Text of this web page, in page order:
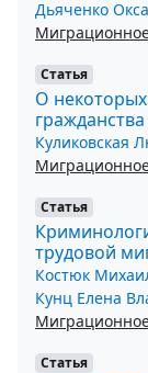
Дьяченко
Статья
О
Куликовская
Статья
трудовой
Костюк
Кунц Елена
Статья